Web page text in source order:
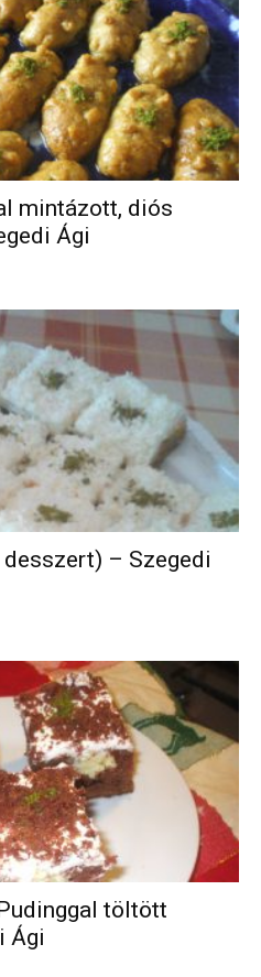
mintázott, diós
Ági
desszert) – Szegedi
töltött
Ági